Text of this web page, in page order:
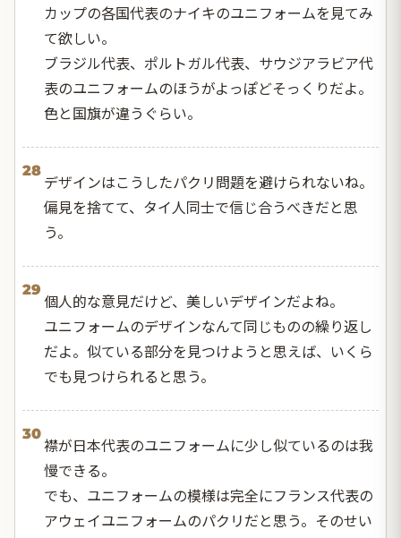
カップの各国代表のナイキのユニフォームを見てみ
て欲しい。
ブラジル代表、ポルトガル代表、サウジアラビア代
表のユニフォームのほうがよっぽどそっくりだよ。
色と国旗が違うぐらい。
28
デザインはこうしたパクリ問題を避けられないね。
偏見を捨てて、タイ人同士で信じ合うべきだと思
う。
29
個人的な意見だけど、美しいデザインだよね。
ユニフォームのデザインなんて同じものの繰り返し
だよ。似ている部分を見つけようと思えば、いくら
でも見つけられると思う。
30
襟が日本代表のユニフォームに少し似ているのは我
慢できる。
でも、ユニフォームの模様は完全にフランス代表の
アウェイユニフォームのパクリだと思う。そのせい